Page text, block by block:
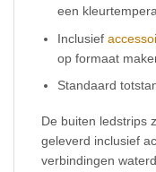
een
Inclusief
op formaat
Standaard
De buiten ledstrips
geleverd inclusief
verbindingen